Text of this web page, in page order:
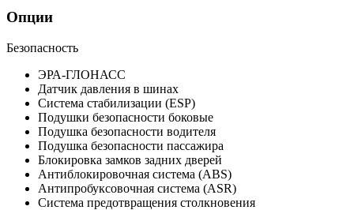
Опции
Безопасность
ЭРА-ГЛОНАСС
Датчик давления в шинах
Система стабилизации (ESP)
Подушки безопасности боковые
Подушка безопасности водителя
Подушка безопасности пассажира
Блокировка замков задних дверей
Антиблокировочная система (ABS)
Антипробуксовочная система (ASR)
Система предотвращения столкновения